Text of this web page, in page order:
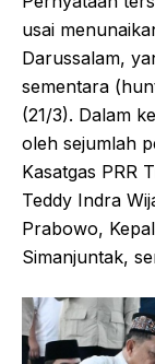
usai
Darussalam,
sementara
(21/3). Dalam
oleh sejumlah
Kasatgas PRR
Teddy Indra
Prabowo,
Simanjuntak,